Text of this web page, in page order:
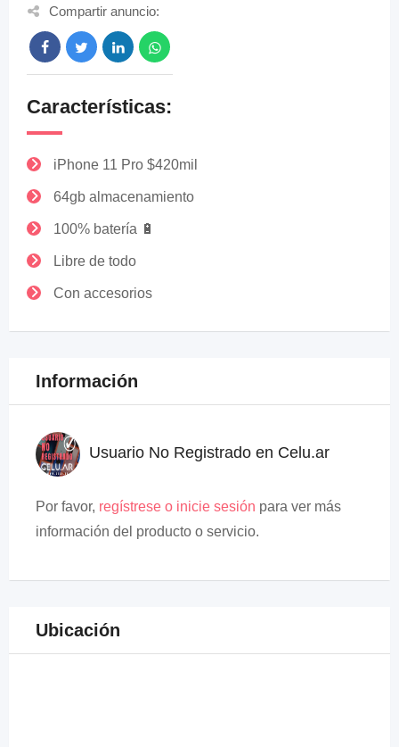
Compartir anuncio:
Características:
iPhone 11 Pro $420mil
64gb almacenamiento
100% batería 🔋
Libre de todo
Con accesorios
Información
Usuario No Registrado en Celu.ar
Por favor, regístrese o inicie sesión para ver más
información del producto o servicio.
Ubicación